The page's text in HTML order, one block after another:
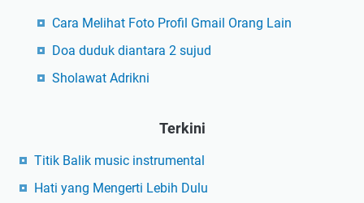
Cara Melihat Foto Profil Gmail Orang Lain
Doa duduk diantara 2 sujud
Sholawat Adrikni
Terkini
Titik Balik music instrumental
Hati yang Mengerti Lebih Dulu